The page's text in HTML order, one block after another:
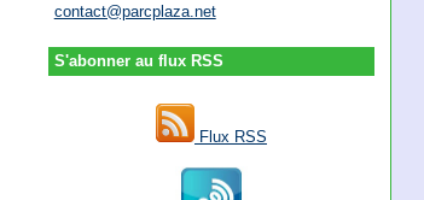
contact@parcplaza.net
S'abonner au flux RSS
Flux RSS